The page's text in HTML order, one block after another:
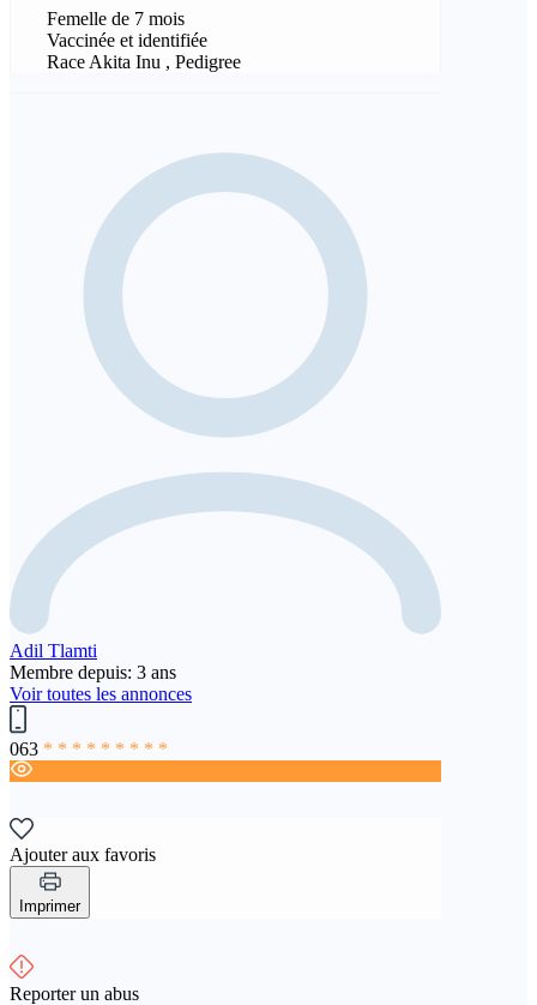
Femelle de 7 mois
Vaccinée et identifiée
Race Akita Inu , Pedigree
Adil Tlamti
Membre depuis: 3 ans
Voir toutes les annonces
063 * * * * * * * * *
Ajouter aux favoris
Imprimer
Reporter un abus